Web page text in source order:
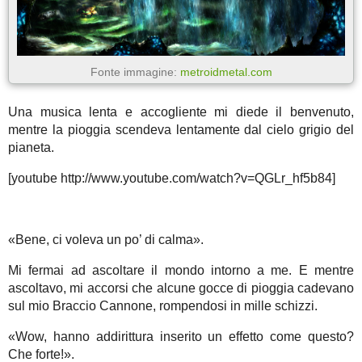
Fonte immagine: metroidmetal.com
Una musica lenta e accogliente mi diede il benvenuto,
mentre la pioggia scendeva lentamente dal cielo grigio del
pianeta.
[youtube http://www.youtube.com/watch?v=QGLr_hf5b84]
«Bene, ci voleva un po’ di calma».
Mi fermai ad ascoltare il mondo intorno a me. E mentre
ascoltavo, mi accorsi che alcune gocce di pioggia cadevano
sul mio Braccio Cannone, rompendosi in mille schizzi.
«Wow, hanno addirittura inserito un effetto come questo?
Che forte!».